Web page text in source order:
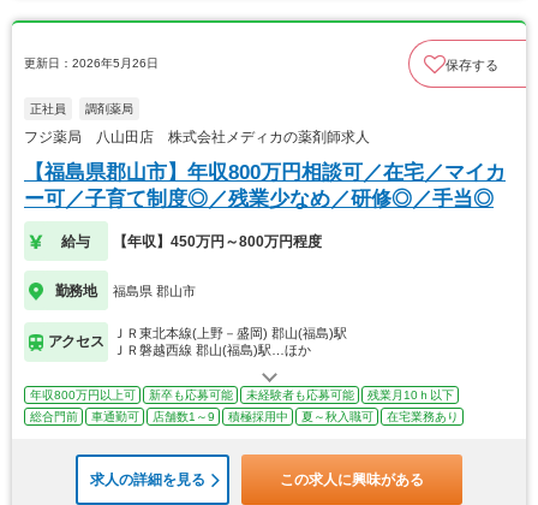
更新日：2026年5月26日 保存する
正社員 調剤薬局
フジ薬局 八山田店 株式会社メディカの薬剤師求人
【福島県郡山市】年収800万円相談可／在宅／マイカ
ー可／子育て制度◎／残業少なめ／研修◎／手当◎
給与 【年収】450万円～800万円程度
勤務地 福島県 郡山市
アクセス
ＪＲ東北本線(上野－盛岡) 郡山(福島)駅
ＪＲ磐越西線 郡山(福島)駅…ほか
年収800万円以上可 新卒も応募可能 未経験者も応募可能
残業月10ｈ以下
総合門前
車通勤可 店舗数1～9 積極採用中 夏～秋入職可 在宅業務あり
求人の詳細を見る この求人に興味がある